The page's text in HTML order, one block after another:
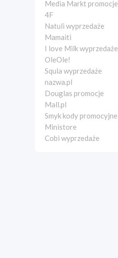
Media Markt promocje
4F
Natuli wyprzedaże
Mamaiti
I love Milk wyprzedaże
OleOle!
Squla wyprzedaże
nazwa.pl
Douglas promocje
Mall.pl
Smyk kody promocyjne
Ministore
Cobi wyprzedaże